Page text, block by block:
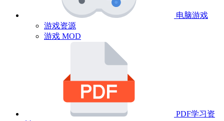
电脑游戏
游戏资源
游戏 MOD
PDF学习资